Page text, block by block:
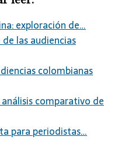
exploración de…
las audiencias
colombianas
comparativo de
para periodistas…